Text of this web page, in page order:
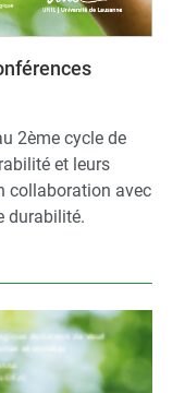
2ème cycle de
et leurs
collaboration avec
durabilité.